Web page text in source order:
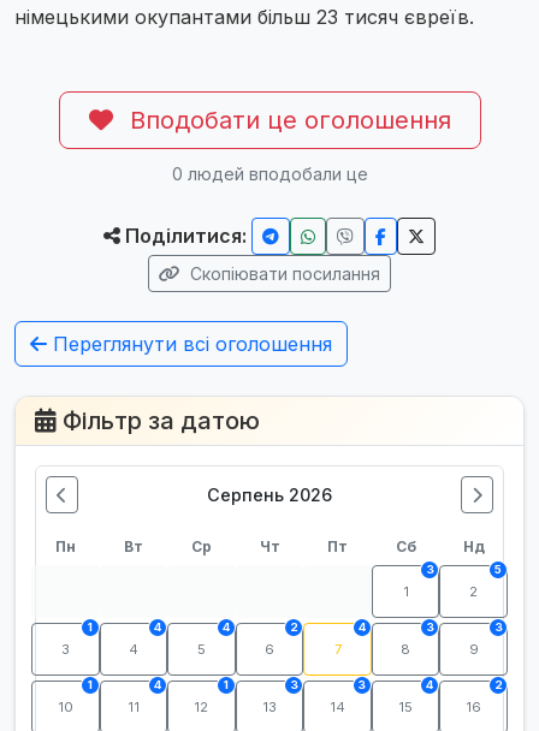
німецькими окупантами більш 23 тисяч євреїв.
Вподобати це оголошення
0 людей вподобали це
Поділитися:
Скопіювати посилання
Переглянути всі оголошення
Фільтр за датою
Серпень 2026
Пн Вт Ср Чт Пт Сб Нд
1
3
2
5
3
1
4
4
5
4
6
2
7
4
8
3
9
3
10
1
11
4
12
1
13
3
14
3
15
4
16
2